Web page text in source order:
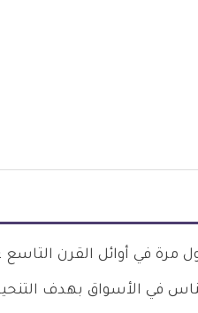
مرة في أوائل القرن
في الأسواق بهدف